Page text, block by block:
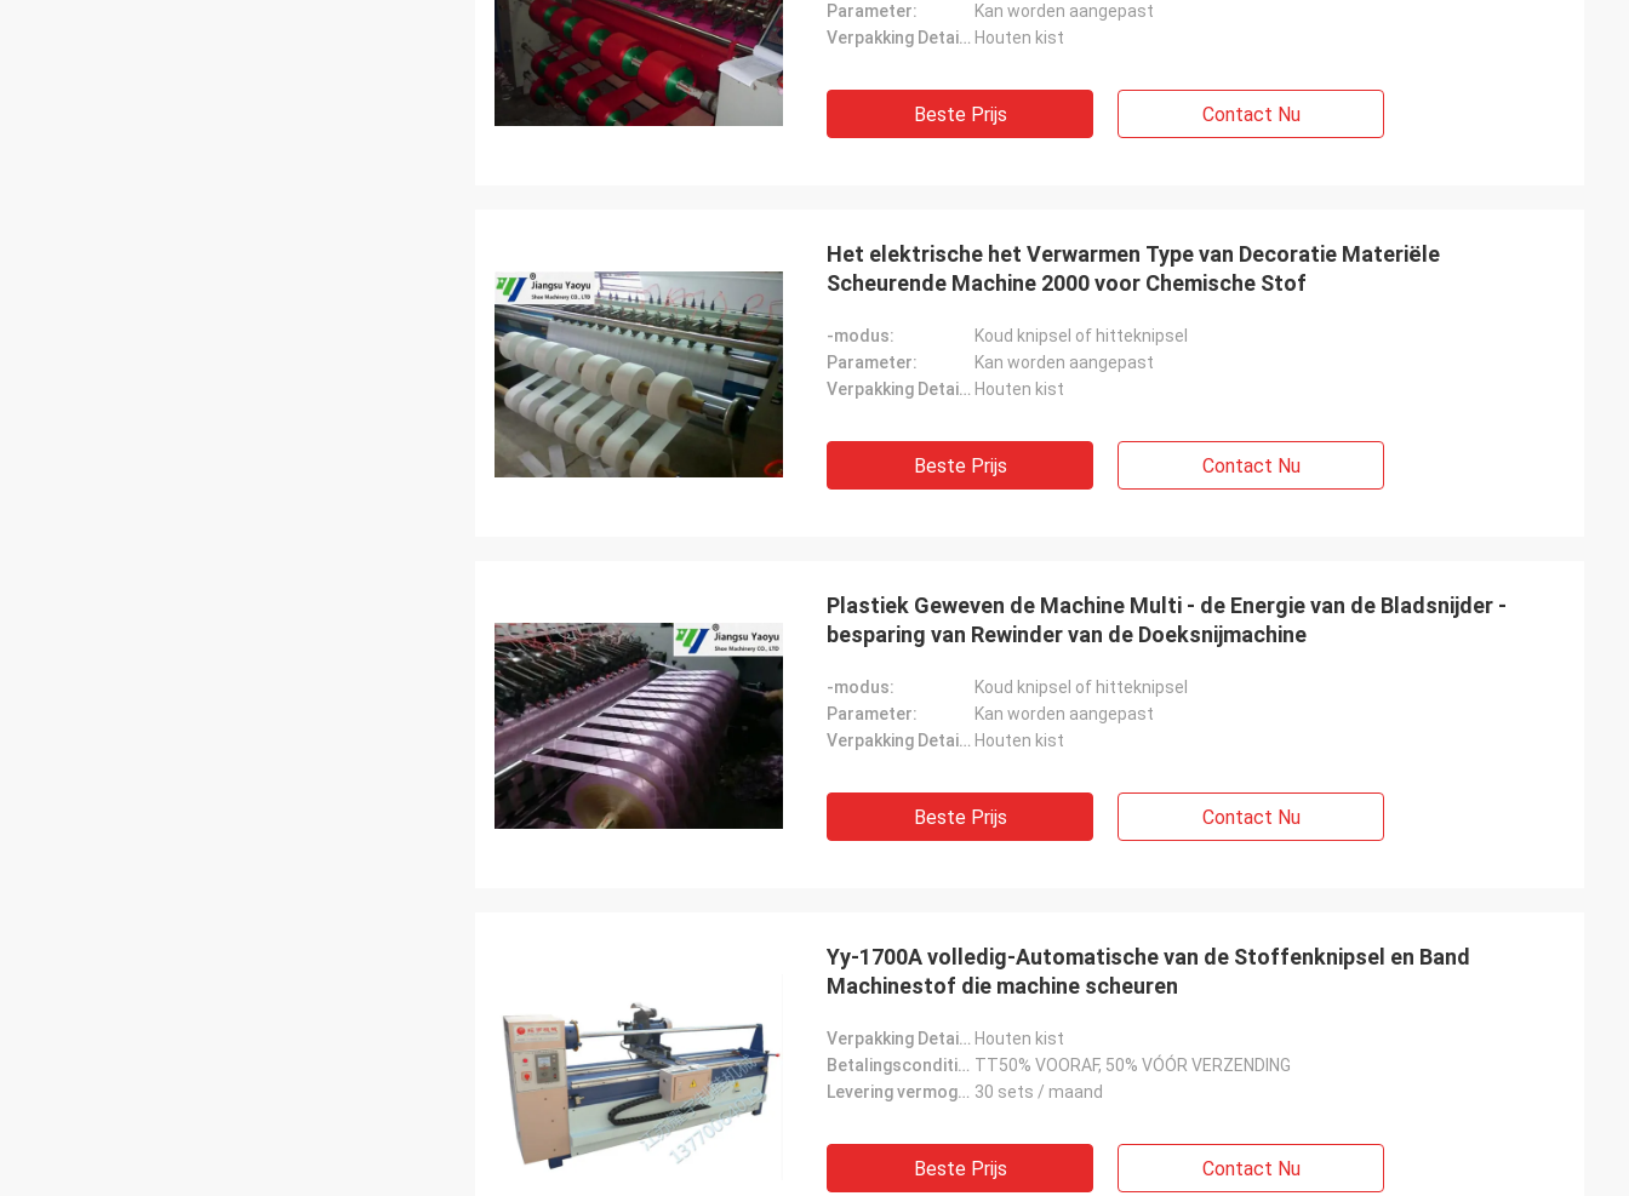
Parameter:
Kan worden aangepast
Verpakking Details: Houten kist
Beste Prijs Contact Nu
Het elektrische het Verwarmen Type van Decoratie Materiële
Scheurende Machine 2000 voor Chemische Stof
-modus:
Koud knipsel of hitteknipsel
Parameter:
Kan worden aangepast
Verpakking Details: Houten kist
Beste Prijs Contact Nu
Plastiek Geweven de Machine Multi - de Energie van de Bladsnijder -
besparing van Rewinder van de Doeksnijmachine
-modus:
Koud knipsel of hitteknipsel
Parameter:
Kan worden aangepast
Verpakking Details: Houten kist
Beste Prijs Contact Nu
Yy-1700A volledig-Automatische van de Stoffenknipsel en Band
Machinestof die machine scheuren
Verpakking Details: Houten kist
Betalingscondities: TT50% VOORAF, 50% VÓÓR VERZENDING
Levering vermogen: 30 sets / maand
Beste Prijs Contact Nu